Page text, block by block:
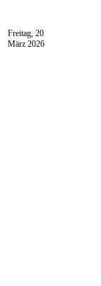
Freitag, 20
März 2026